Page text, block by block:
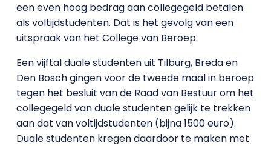
een even hoog bedrag aan collegegeld betalen
als voltijdstudenten. Dat is het gevolg van een
uitspraak van het College van Beroep.
Een vijftal duale studenten uit Tilburg, Breda en
Den Bosch gingen voor de tweede maal in beroep
tegen het besluit van de Raad van Bestuur om het
collegegeld van duale studenten gelijk te trekken
aan dat van voltijdstudenten (bijna 1500 euro).
Duale studenten kregen daardoor te maken met